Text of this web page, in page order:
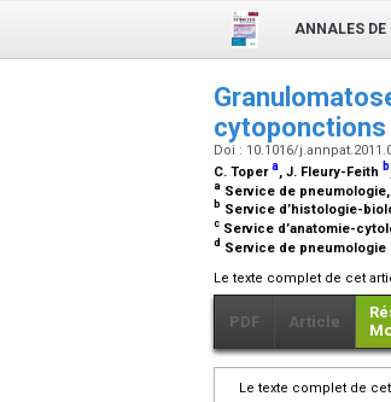
ANNALES DE
Doi : 10.1016/
C. Topera, J. Fleury-Feith b
a Service de pneumologie,
b Service d’histologie-
c Service d’anatomie-
d Service de pneumologie
Le texte complet de cet
PDF Article
Le texte complet de